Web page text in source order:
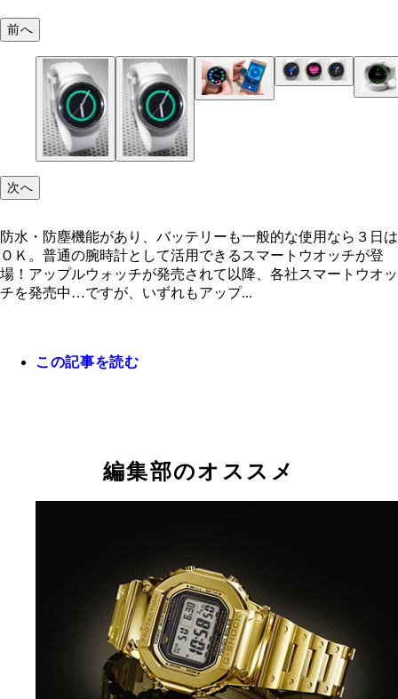
オッチが登場！
できる【右】Ｓ２から各種スマホアプリの操作も
だ。また、スマホ側からＳ２の設定を変更するこ
きる
【左】ベゼルを回転させて機能をセレクト、文字
の拡大など、画面タッチと併せて、より直感的な
できる【右】Ｓ２から各種スマホアプリの操作も
だ。また、スマホ側からＳ２の設定を変更するこ
きる
もＳ２ならではです」（滝田氏）
【左】充電はワイヤレスドックへ載せるだけ。腕
普段使いが多いので、これはイイ！【右】よりア
風味なデザインの『Ｇｅａｒ Ｓ２ ｃｌａｓｓｉｃ
勢価格５万円前後）も登場！ 「機能的にはＳ２
ですが、こちらのタイプはバンドを既製品２０ｍ
ものに交換できるのがポイントです」（滝田氏）
前へ
次へ
防水・防塵機能があり、バッテリーも一般的な使用なら３日は
ＯＫ。普通の腕時計として活用できるスマートウオッチが登
場！アップルウォッチが発売されて以降、各社スマートウオッ
チを発売中…ですが、いずれもアップ...
この記事を読む
編集部のオススメ